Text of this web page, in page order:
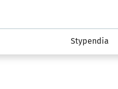
podserwis: Kultura
Stypendia